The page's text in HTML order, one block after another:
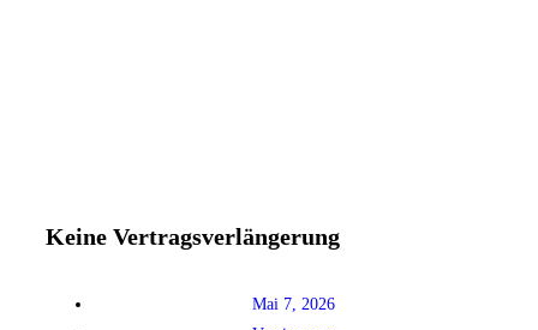
Keine Vertragsverlängerung
Mai 7, 2026